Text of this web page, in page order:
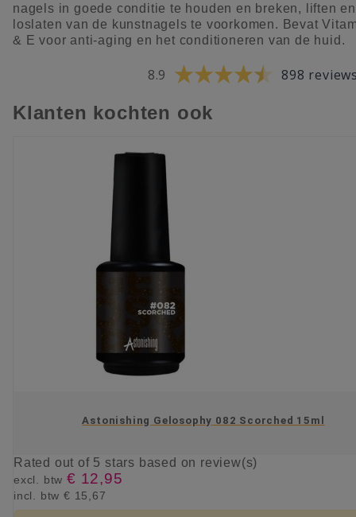
nagels in goede conditie te houden en breken, liften en
loslaten van de kunstnagels te voorkomen. Bevat
& E voor anti-aging en het conditioneren van de huid.
8.9 898
Klanten kochten ook
Astonishing Gelosophy 082 Scorched 15ml
Rated out of 5 stars based on review(s)
excl. btw € 12,95
incl. btw € 15,67